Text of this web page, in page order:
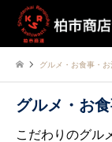
グルメ・お食事・お
グルメ・お
こだわりのグル